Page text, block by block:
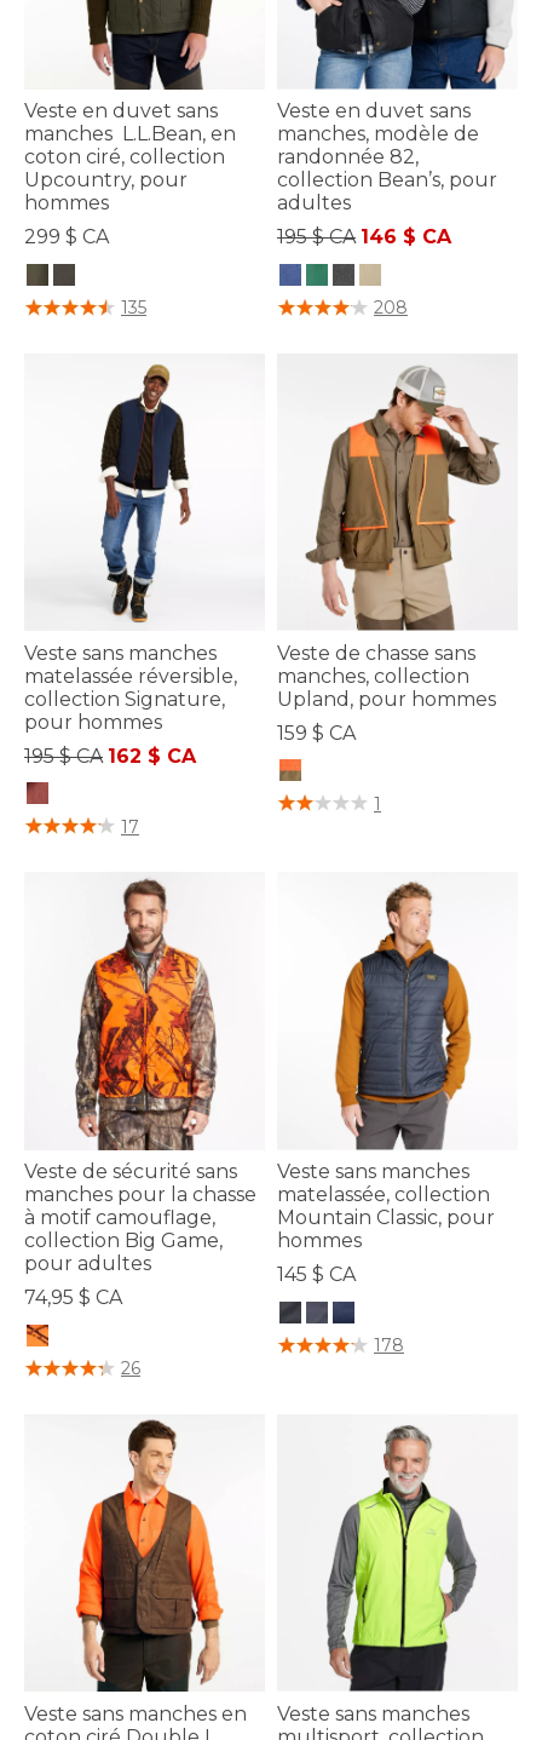
Veste en duvet sans
manches L.L.Bean, en
coton ciré, collection
Upcountry, pour
hommes
299 $ CA
5 sur 5 Évaluation des clients
135
Veste en duvet sans
manches, modèle de
randonnée 82,
collection Bean’s, pour
adultes
Prix réduit de
195 $ CAà146 $ CA
4 sur 5 Évaluation des clients
208
Veste sans manches
matelassée réversible,
collection Signature,
pour hommes
Prix réduit de
195 $ CAà162 $ CA
4,1 sur 5 Évaluation des clients
17
Veste de chasse sans
manches, collection
Upland, pour hommes
159 $ CA
4 sur 5 Évaluation des clients
1
Veste de sécurité sans
manches pour la chasse
à motif camouflage,
collection Big Game,
pour adultes
74,95 $ CA
4,5 sur 5 Évaluation des clients
26
Veste sans manches
matelassée, collection
Mountain Classic, pour
hommes
145 $ CA
4,2 sur 5 Évaluation des clients
178
Veste sans manches en
Veste sans manches